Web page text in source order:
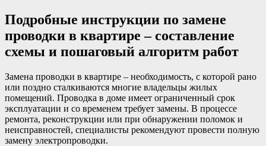
Подробные инструкции по замене
проводки в квартире – составление
схемы и пошаговый алгоритм работ
Замена проводки в квартире – необходимость, с которой рано
или поздно сталкиваются многие владельцы жилых
помещений. Проводка в доме имеет ограниченный срок
эксплуатации и со временем требует замены. В процессе
ремонта, реконструкции или при обнаружении поломок и
неисправностей, специалисты рекомендуют провести полную
замену электропроводки.